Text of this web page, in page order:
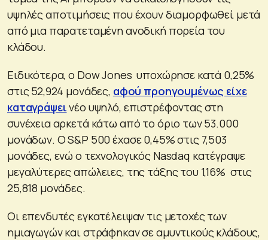
υψηλές αποτιμήσεις που έχουν διαμορφωθεί μετά
από μια παρατεταμένη ανοδική πορεία του
κλάδου.
Ειδικότερα, ο Dow Jones υποχώρησε κατά 0,25%
στις 52,924 μονάδες, αφού προηγουμένως είχε
καταγράψεινέο υψηλό, επιστρέφοντας στη
συνέχεια αρκετά κάτω από το όριο των 53.000
μονάδων. Ο S&P 500 έχασε 0,45% στις 7,503
μονάδες, ενώ ο τεχνολογικός Nasdaq κατέγραψε
μεγαλύτερες απώλειες, της τάξης του 1,16% στις
25,818 μονάδες.
Οι επενδυτές εγκατέλειψαν τις μετοχές των
ημιαγωγών και στράφηκαν σε αμυντικούς κλάδους,